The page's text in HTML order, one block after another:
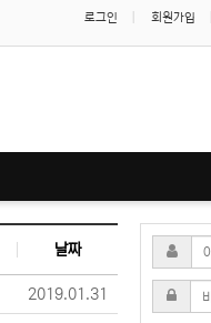
로그인 회원가입
날짜
2019.01.31